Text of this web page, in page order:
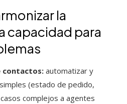
la
capacidad para
contactos: automatizar y
(estado de pedido,
complejos a agentes